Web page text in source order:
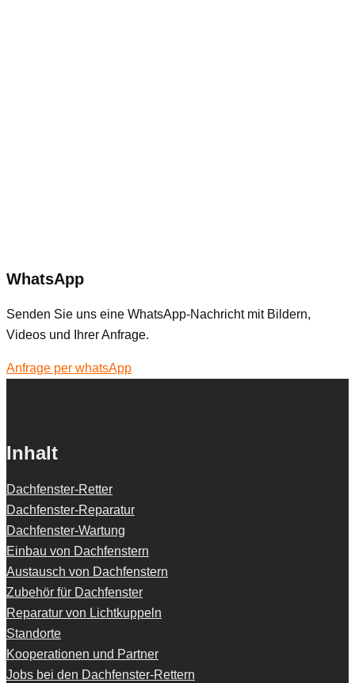
WhatsApp
Senden Sie uns eine WhatsApp-Nachricht mit Bildern,
Videos und Ihrer Anfrage.
Anfrage per whatsApp
Inhalt
Dachfenster-Retter
Dachfenster-Reparatur
Dachfenster-Wartung
Einbau von Dachfenstern
Austausch von Dachfenstern
Zubehör für Dachfenster
Reparatur von Lichtkuppeln
Standorte
Kooperationen und Partner
Jobs bei den Dachfenster-Rettern